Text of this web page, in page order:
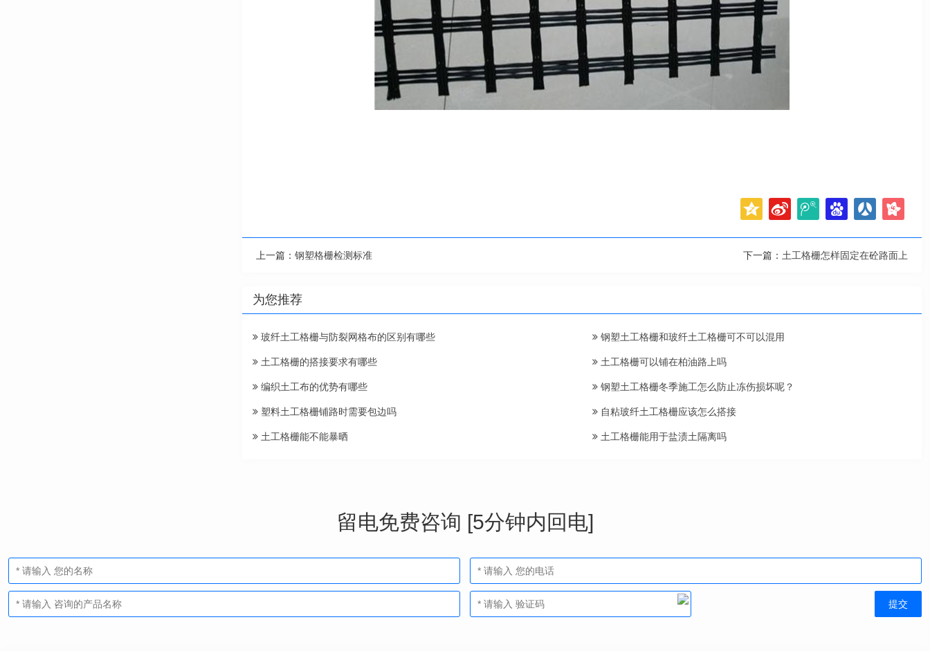
上一篇： 钢塑格栅检测标准 下一篇： 土工格栅怎样固定在砼路面上
为您推荐
玻纤土工格栅与防裂网格布的区别有哪些 钢塑土工格栅和玻纤土工格栅可不可以混用
土工格栅的搭接要求有哪些 土工格栅可以铺在柏油路上吗
编织土工布的优势有哪些 钢塑土工格栅冬季施工怎么防止冻伤损坏呢？
塑料土工格栅铺路时需要包边吗 自粘玻纤土工格栅应该怎么搭接
土工格栅能不能暴晒 土工格栅能用于盐渍土隔离吗
留电免费咨询 [5分钟内回电]